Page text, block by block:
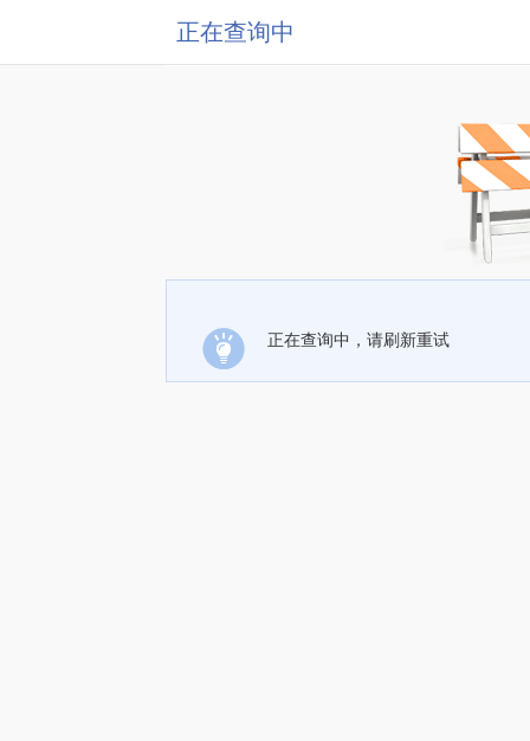
正在查询中
正在查询中，请刷新重试